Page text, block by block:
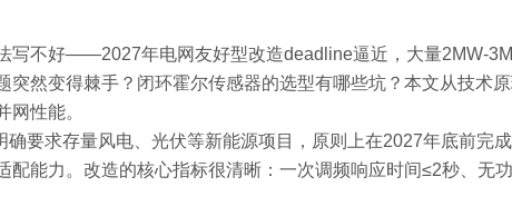
写不好——2027年电网友好型改造deadline逼近，大量2MW-
然变得棘手？闭环霍尔传感器的选型有哪些坑？本文从技术原
网性能。
要求存量风电、光伏等新能源项目，原则上在2027年底前完
配能力。改造的核心指标很清晰：一次调频响应时间≤2秒、无